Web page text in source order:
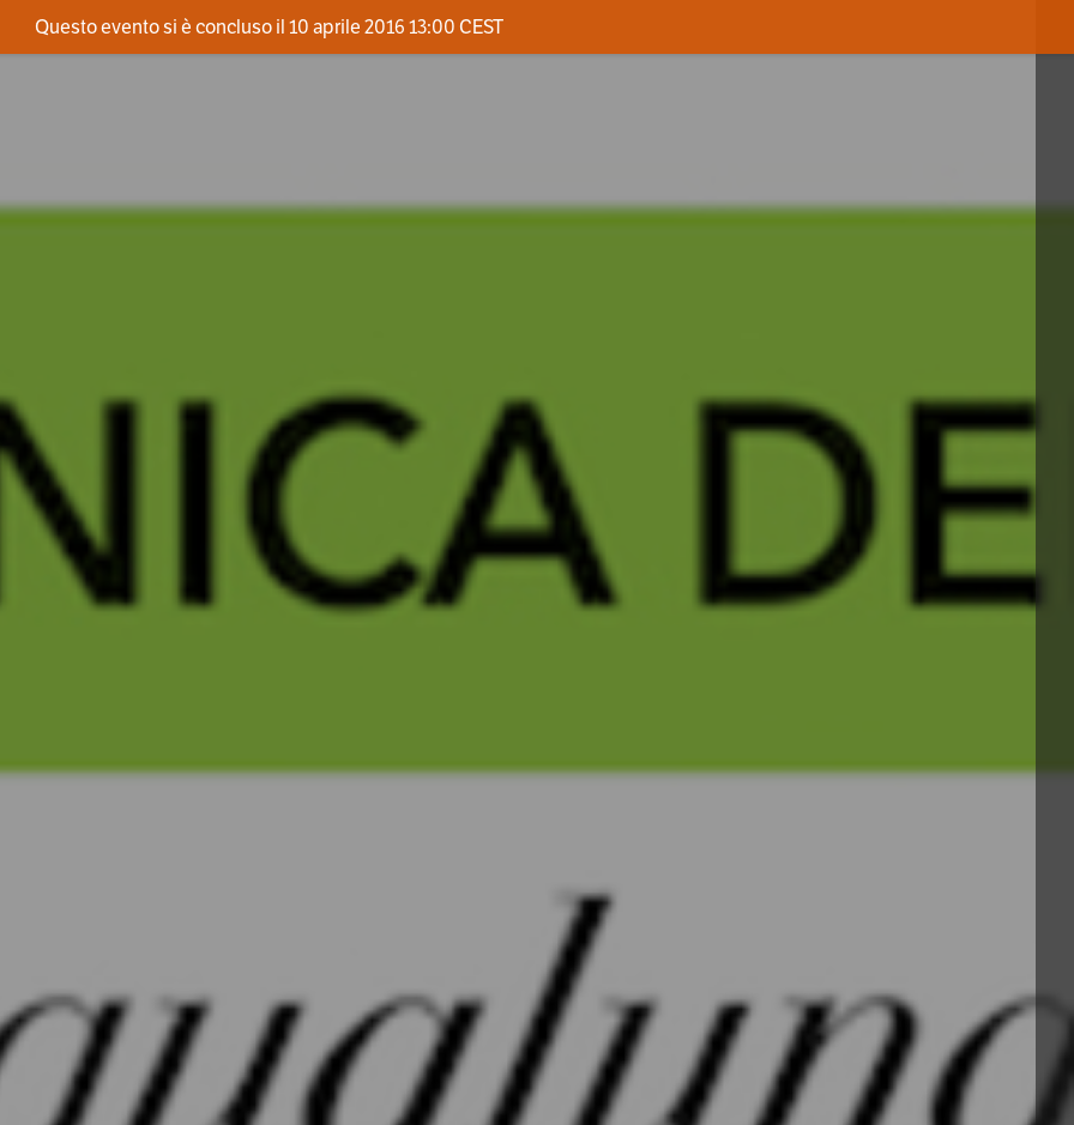
Questo evento si è concluso il 10 aprile 2016 13:00 CEST